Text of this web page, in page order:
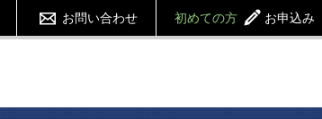
お問い合わせ 初めての方 お申込み